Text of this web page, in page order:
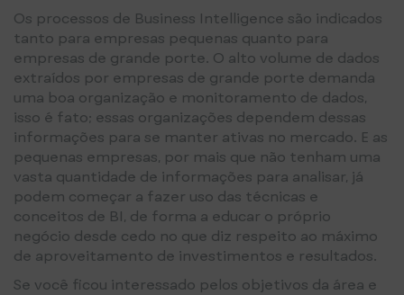
Os processos de Business Intelligence são indicados
tanto para empresas pequenas quanto para
empresas de grande porte. O alto volume de dados
extraídos por empresas de grande porte demanda
uma boa organização e monitoramento de dados,
isso é fato; essas organizações dependem dessas
informações para se manter ativas no mercado. E as
pequenas empresas, por mais que não tenham uma
vasta quantidade de informações para analisar, já
podem começar a fazer uso das técnicas e
conceitos de BI, de forma a educar o próprio
negócio desde cedo no que diz respeito ao máximo
de aproveitamento de investimentos e resultados.
Se você ficou interessado pelos objetivos da área e